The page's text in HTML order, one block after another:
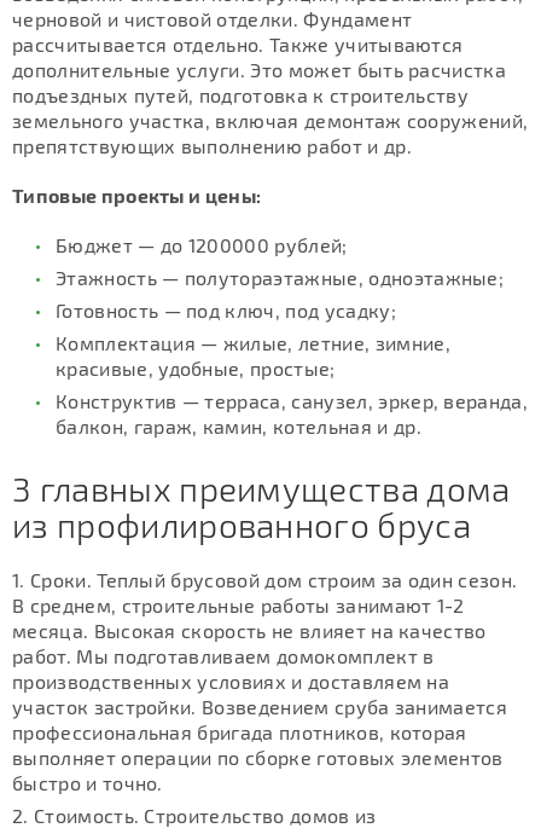
черновой и чистовой отделки. Фундамент
рассчитывается отдельно. Также учитываются
дополнительные услуги. Это может быть расчистка
подъездных путей, подготовка к строительству
земельного участка, включая демонтаж сооружений,
препятствующих выполнению работ и др.
Типовые проекты и цены:
Бюджет — до 1200000 рублей;
Этажность — полутораэтажные, одноэтажные;
Готовность — под ключ, под усадку;
Комплектация — жилые, летние, зимние,
красивые, удобные, простые;
Конструктив — терраса, санузел, эркер, веранда,
балкон, гараж, камин, котельная и др.
3 главных преимущества дома
из профилированного бруса
Сроки. Теплый брусовой дом строим за один сезон.
В среднем, строительные работы занимают 1-2
месяца. Высокая скорость не влияет на качество
работ. Мы подготавливаем домокомплект в
производственных условиях и доставляем на
участок застройки. Возведением сруба занимается
профессиональная бригада плотников, которая
выполняет операции по сборке готовых элементов
быстро и точно.
Стоимость. Строительство домов из